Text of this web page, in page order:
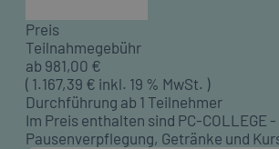
Preis
Teilnahmegebühr
ab 981,00 €
( 1.167,39 € inkl. 19 % MwSt. )
Durchführung ab 1 Teilnehmer
Im Preis enthalten sind PC-COLLEGE
Pausenverpflegung, Getränke und